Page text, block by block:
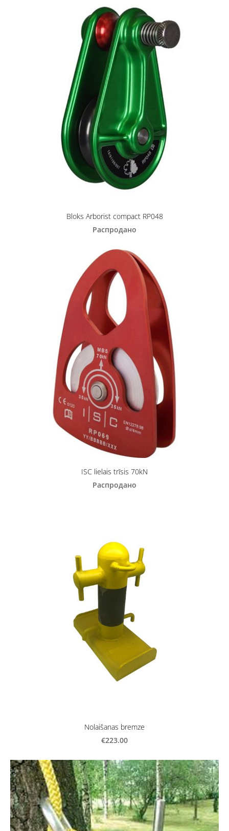
Bloks Arborist compact RP048
Распродано
ISC lielais trīsis 70kN
Распродано
Nolaišanas bremze
€223.00